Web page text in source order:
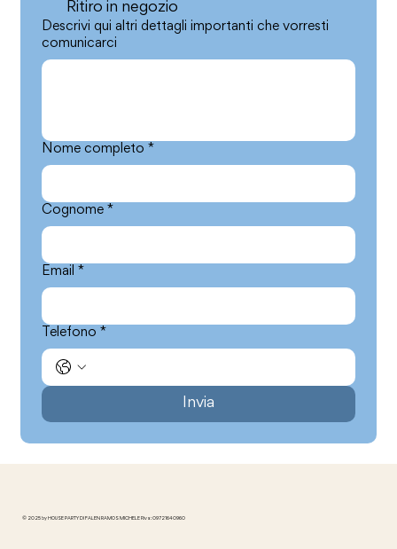
Ritiro in negozio
Descrivi qui altri dettagli importanti che vorresti
comunicarci
Nome completo *
Cognome *
Email *
Telefono *
Invia
© 2025 by HOUSE PARTY DI FALEN RAMOS MICHELE P.iva: 09721640960